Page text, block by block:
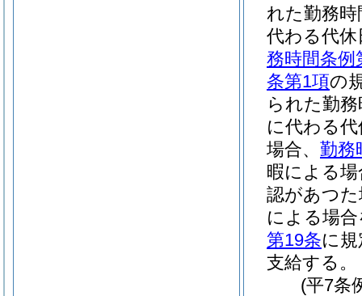
れた勤務
代わる代
務時間条例
条第1項の
られた勤
に代わる
場合、 勤務
暇による
認があつた
による場
第19条に
支給する。
(平7条